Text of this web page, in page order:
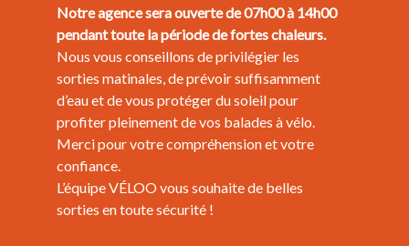
Notre agence sera ouverte de 07h00 à 14h00
pendant toute la période de fortes chaleurs.
Nous vous conseillons de privilégier les
sorties matinales, de prévoir suffisamment
d’eau et de vous protéger du soleil pour
profiter pleinement de vos balades à vélo.
Merci pour votre compréhension et votre
confiance.
L’équipe VÉLOO vous souhaite de belles
sorties en toute sécurité !